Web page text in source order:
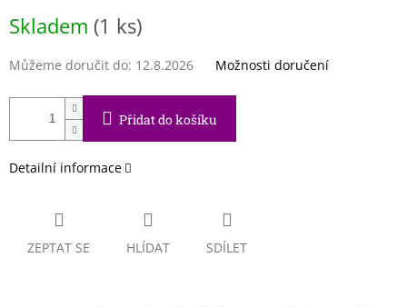
cena:
Skladem (1 ks)
Můžeme doručit do: 12.8.2026 Možnosti doručení
Přidat do košíku
Detailní informace
ZEPTAT SE HLÍDAT SDÍLET